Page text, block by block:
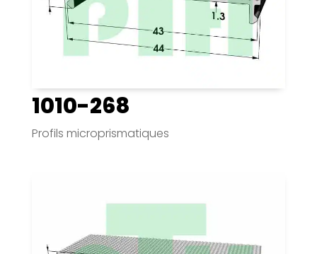
1010-268
Profils microprismatiques